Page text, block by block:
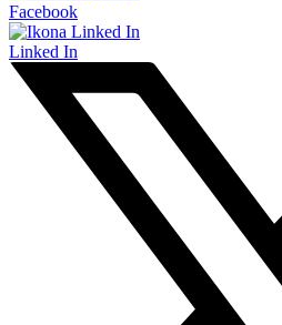
Facebook
Linked In